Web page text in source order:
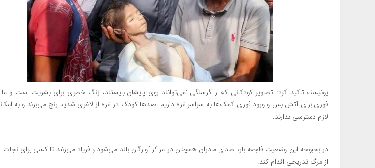
یونیسف تاکید کرد: تصاویر کودکانی که از گرسنگی نمی‌توانند روی پایشان بایستند، زنگ خطری برای بشریت است و
فوری برای آتش بس و ورود فوری کمک‌ها به سراسر غزه داریم. صدها کودک در غزه از لاغری شدید رنج می‌برند و به
لازم دسترسی ندارند.
در بحبوحه این وضعیت فاجعه بار، صدای مادران همچنان در مراکز آوارگان بلند می‌شود و فریاد می‌زنند تا کسی برای نجات
از مرگ تدریجی اقدام کند.